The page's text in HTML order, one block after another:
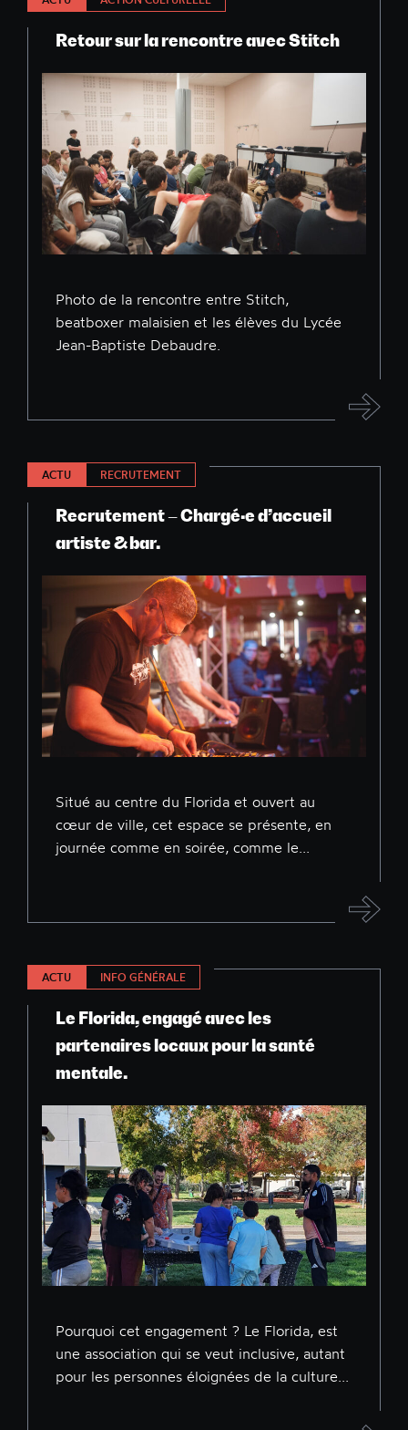
Retour sur la rencontre avec Stitch
Photo de la rencontre entre Stitch,
beatboxer malaisien et les élèves du Lycée
Jean-Baptiste Debaudre.
ACTU RECRUTEMENT
Recrutement – Chargé·e d’accueil
artiste & bar.
Situé au centre du Florida et ouvert au
cœur de ville, cet espace se présente, en
journée comme en soirée, comme le...
ACTU INFO GÉNÉRALE
Le Florida, engagé avec les
partenaires locaux pour la santé
mentale.
Pourquoi cet engagement ? Le Florida, est
une association qui se veut inclusive, autant
pour les personnes éloignées de la culture...